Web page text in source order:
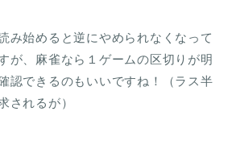
み始めると逆にやめられなくなって
が、麻雀なら１ゲームの区切りが明
認できるのもいいですね！（ラス半
されるが）